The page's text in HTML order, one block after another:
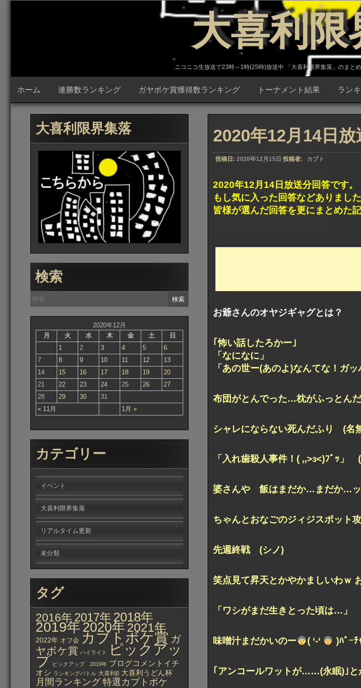
プ
大喜利限
ニコニコ生放送で23時～1時(25時)放送中 「大喜利限界集落」のまと
ホーム 連勝数ランキング ガヤボケ賞獲得数ランキング トーナメント結果 ラン
2020年12月14日
投稿日: 2020年12月15日 投稿者: カブト
2020年12月14日放送分回答です。
もし気に入った回答などありまし
皆様が選んだ回答を更にまとめた
お爺さんのオヤジギャグとは？
｢怖い話したろかー｣
「なになに」
「あの世ー(あのよ)なんてな！ガ
布団がとんでった…枕がふっとん
シャレにならない死んだふり (名
「入れ歯殺人事件！( ,,>з<)ﾌﾞｯ」
婆さんや 飯はまだか…まだか…
ちゃんとおなごのジィジスポット
先週終戦 (シノ)
笑点見て昇天とかやかましいわｗ
「ワシがまだ生きとった頃は…」
味噌汁まだかいのー ( ‘-‘ )ﾊﾞｰ
｢アンコールワットが……(永眠)｣
大喜利限界集落
検索
検
索:
2020年12月
月
火 水 木 金 土 日
« 11月 1月 »
1 2 3 4 5
6
7
8 9 10 11 12
13
14
15 16 17 18 19
20
21
22 23 24 25 26
27
28
29 30 31
カテゴリー
イベント
大喜利限界集落
リアルタイム更新
未分類
タグ
2016年 2017年 2018年
2019年2020年 2021年
2022年 オフ会 カブトボケ賞 ガ
ヤボケ賞 ハイライト ピックアッ
プ ピックアップ 2019年 ブログコメントイチ
オシ ランキングバトル 大喜利β 大喜利うどん杯
月間ランキング特選カブトボケ